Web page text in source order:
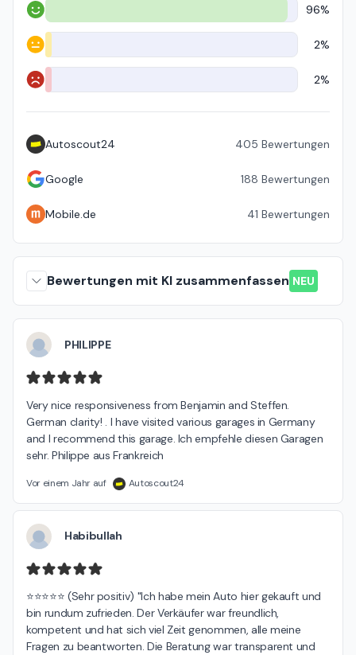
Positiv 96%
Neutral 2%
Negativ 2%
Autoscout24 405 Bewertungen
Google 188 Bewertungen
Mobile.de 41 Bewertungen
Bewertungen mit KI zusammenfassen NEU
PHILIPPE
Very nice responsiveness from Benjamin and Steffen.
German clarity! . I have visited various garages in Germany
and I recommend this garage. Ich empfehle diesen Garagen
sehr. Philippe aus Frankreich
Vor einem Jahr auf Autoscout24
Habibullah
⭐⭐⭐⭐⭐ (Sehr positiv) "Ich habe mein Auto hier gekauft und
bin rundum zufrieden. Der Verkäufer war freundlich,
kompetent und hat sich viel Zeit genommen, alle meine
Fragen zu beantworten. Die Beratung war transparent und